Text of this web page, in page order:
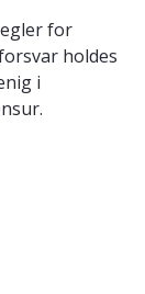
for
holdes
i